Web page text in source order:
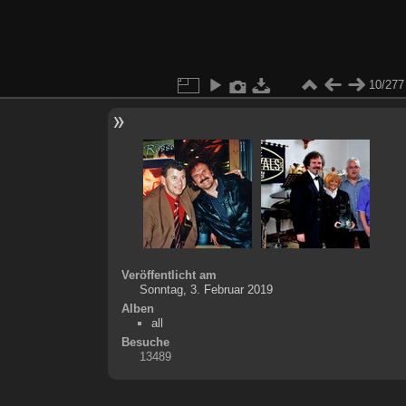
10/277
Veröffentlicht am
Sonntag, 3. Februar 2019
Alben
all
Besuche
13489